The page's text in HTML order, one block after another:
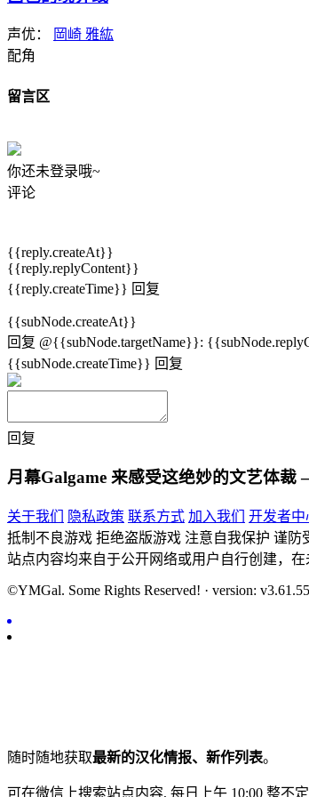
声优：
岡崎 雅紘
配角
留言区
你还未登录哦~
评论
{{reply.createAt}}
{{reply.replyContent}}
{{reply.createTime}} 回复
{{subNode.createAt}}
回复 @{{subNode.targetName}}:
{{subNode.createTime}} 回复
回复
月幕Galgame 来感受这绝妙的文艺体
关于我们 隐私政策 联系方式 加入我们
开发者中
抵制不良游戏 拒绝盗版游戏 注意自我保护 谨
站点内容均来自于公开网络或用户自行创建，
©YMGal. Some Rights Reserved! · version: v3.61.55
随时随地获取最新的汉化情报、新作列表。
可在微信上搜索站点内容, 每日上午 10:00 整不